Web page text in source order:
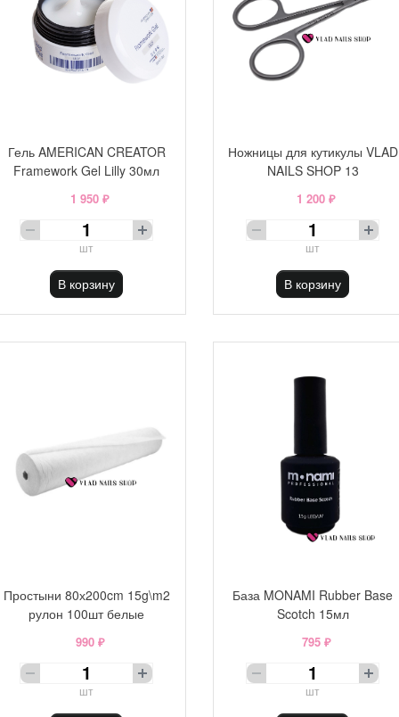
Гель AMERICAN CREATOR
Framework Gel Lilly 30мл
1 950 ₽
шт
В корзину
Ножницы для кутикулы VLAD
NAILS SHOP 13
1 200 ₽
шт
В корзину
Простыни 80х200cm 15g\m2
рулон 100шт белые
990 ₽
шт
База MONAMI Rubber Base
Scotch 15мл
795 ₽
шт